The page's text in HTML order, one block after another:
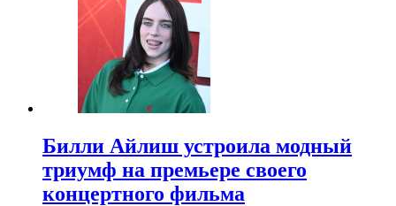
Билли Айлиш устроила модный
триумф на премьере своего
концертного фильма